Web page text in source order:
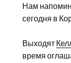
Нам
сегодня в
Выходят
время